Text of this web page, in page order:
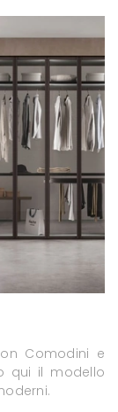
Comodini e
qui il modello